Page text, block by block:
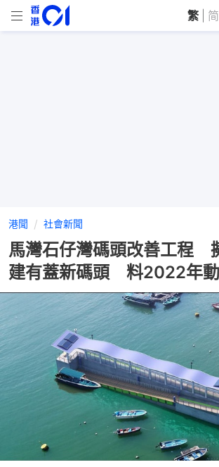
繁 简
港聞 社會新聞
馬灣石仔灣碼頭改善工程
建有蓋新碼頭 料2022年